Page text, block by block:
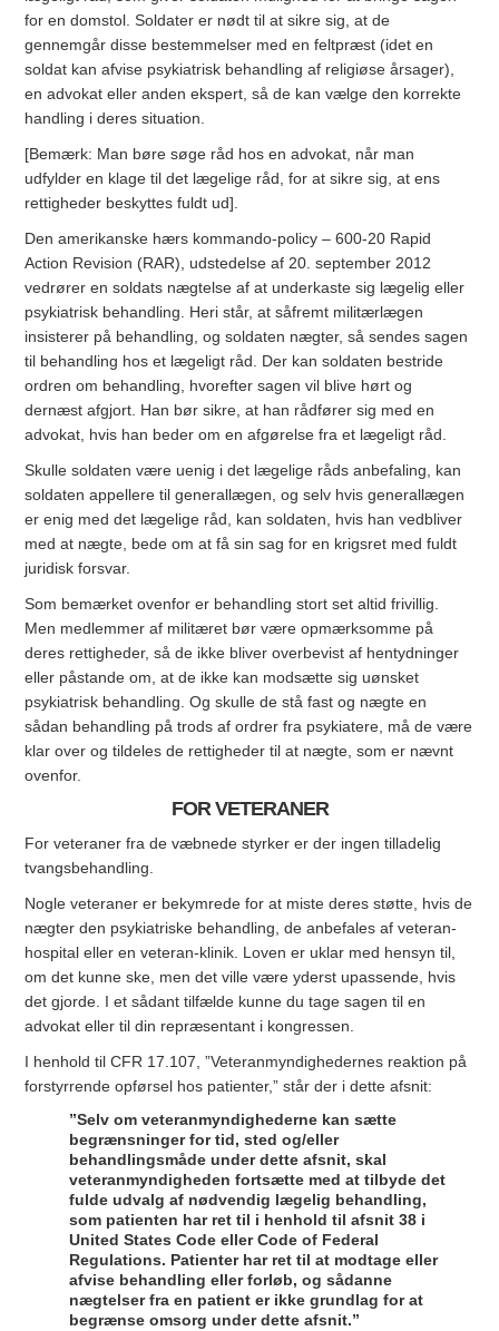
for en domstol. Soldater er nødt til at sikre sig, at de
gennemgår disse bestemmelser med en feltpræst (idet en
soldat kan afvise psykiatrisk behandling af religiøse årsager),
en advokat eller anden ekspert, så de kan vælge den korrekte
handling i deres situation.
[Bemærk: Man børe søge råd hos en advokat, når man
udfylder en klage til det lægelige råd, for at sikre sig, at ens
rettigheder beskyttes fuldt ud].
Den amerikanske hærs kommando-policy – 600-20 Rapid
Action Revision (RAR), udstedelse af 20. september 2012
vedrører en soldats nægtelse af at underkaste sig lægelig eller
psykiatrisk behandling. Heri står, at såfremt militærlægen
insisterer på behandling, og soldaten nægter, så sendes sagen
til behandling hos et lægeligt råd. Der kan soldaten bestride
ordren om behandling, hvorefter sagen vil blive hørt og
dernæst afgjort. Han bør sikre, at han rådfører sig med en
advokat, hvis han beder om en afgørelse fra et lægeligt råd.
Skulle soldaten være uenig i det lægelige råds anbefaling, kan
soldaten appellere til generallægen, og selv hvis generallægen
er enig med det lægelige råd, kan soldaten, hvis han vedbliver
med at nægte, bede om at få sin sag for en krigsret med fuldt
juridisk forsvar.
Som bemærket ovenfor er behandling stort set altid frivillig.
Men medlemmer af militæret bør være opmærksomme på
deres rettigheder, så de ikke bliver overbevist af hentydninger
eller påstande om, at de ikke kan modsætte sig uønsket
psykiatrisk behandling. Og skulle de stå fast og nægte en
sådan behandling på trods af ordrer fra psykiatere, må de være
klar over og tildeles de rettigheder til at nægte, som er nævnt
ovenfor.
FOR VETERANER
For veteraner fra de væbnede styrker er der ingen tilladelig
tvangsbehandling.
Nogle veteraner er bekymrede for at miste deres støtte, hvis de
nægter den psykiatriske behandling, de anbefales af veteran-
hospital eller en veteran-klinik. Loven er uklar med hensyn til,
om det kunne ske, men det ville være yderst upassende, hvis
det gjorde. I et sådant tilfælde kunne du tage sagen til en
advokat eller til din repræsentant i kongressen.
I henhold til CFR 17.107, ”Veteranmyndighedernes reaktion på
forstyrrende opførsel hos patienter,” står der i dette afsnit:
”Selv om veteranmyndighederne kan sætte
begrænsninger for tid, sted og/eller
behandlingsmåde under dette afsnit, skal
veteranmyndigheden fortsætte med at tilbyde det
fulde udvalg af nødvendig lægelig behandling,
som patienten har ret til i henhold til afsnit 38 i
United States Code eller Code of Federal
Regulations. Patienter har ret til at modtage eller
afvise behandling eller forløb, og sådanne
nægtelser fra en patient er ikke grundlag for at
begrænse omsorg under dette afsnit.”